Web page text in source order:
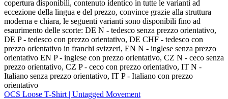
copertura disponibili, contenuto identico in tutte le varianti ad
eccezione della lingua e del prezzo, convince grazie alla struttura
moderna e chiara, le seguenti varianti sono disponibili fino ad
esaurimento delle scorte: DE N - tedesco senza prezzo orientativo,
DE P - tedesco con prezzo orientativo, DE CHF - tedesco con
prezzo orientativo in franchi svizzeri, EN N - inglese senza prezzo
orientativo EN P - inglese con prezzo orientativo, CZ N - ceco senza
prezzo orientativo, CZ P - ceco con prezzo orientativo, IT N -
Italiano senza prezzo orientativo, IT P - Italiano con prezzo
orientativo
OCS Loose T-Shirt | Untagged Movement